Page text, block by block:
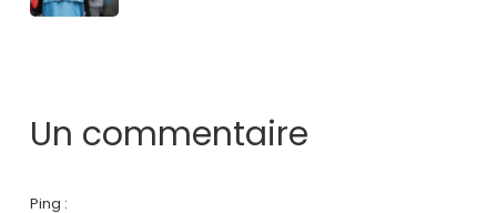
Un commentaire
Ping :